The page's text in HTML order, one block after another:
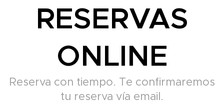
RESERVAS
ONLINE
Reserva con tiempo. Te confirmaremos
tu reserva vía email.